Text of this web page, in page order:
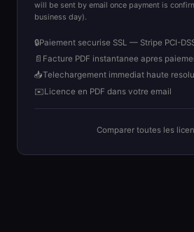
will be sent by email once payment is
business day).
🔒Paiement securise SSL — Stripe PCI-
📄 Facture PDF instantanee apres
📥Telechargement immediat haute
✉️Licence en PDF dans votre email
Comparer toutes les